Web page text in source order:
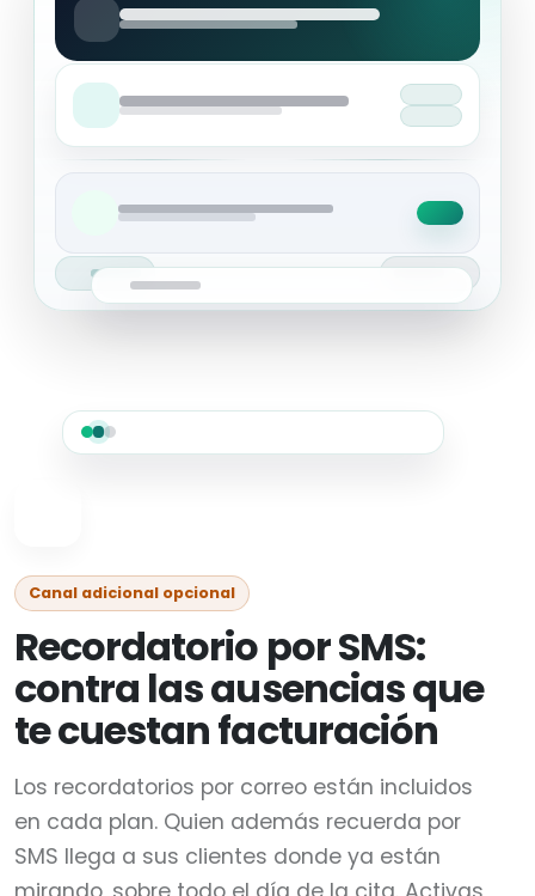
Canal adicional opcional
Recordatorio por SMS:
contra las ausencias que
te cuestan facturación
Los recordatorios por correo están incluidos
en cada plan. Quien además recuerda por
SMS llega a sus clientes donde ya están